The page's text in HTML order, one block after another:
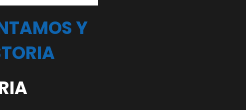
Y